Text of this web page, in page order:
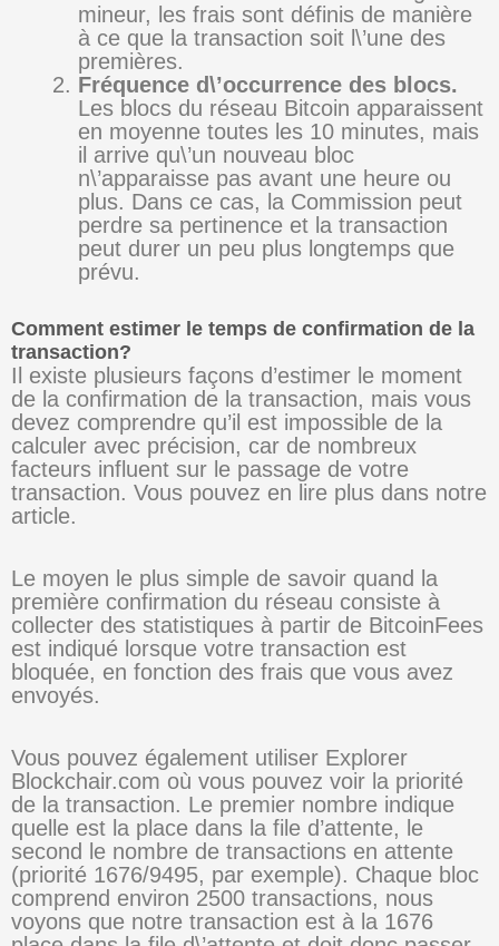
mineur, les frais sont définis de manière
à ce que la transaction soit l\’une des
premières.
Fréquence d\’occurrence des blocs.
Les blocs du réseau Bitcoin apparaissent
en moyenne toutes les 10 minutes, mais
il arrive qu\’un nouveau bloc
n\’apparaisse pas avant une heure ou
plus. Dans ce cas, la Commission peut
perdre sa pertinence et la transaction
peut durer un peu plus longtemps que
prévu.
Comment estimer le temps de confirmation de la
transaction?
Il existe plusieurs façons d’estimer le moment
de la confirmation de la transaction, mais vous
devez comprendre qu’il est impossible de la
calculer avec précision, car de nombreux
facteurs influent sur le passage de votre
transaction. Vous pouvez en lire plus dans notre
article.
Le moyen le plus simple de savoir quand la
première confirmation du réseau consiste à
collecter des statistiques à partir de BitcoinFees
est indiqué lorsque votre transaction est
bloquée, en fonction des frais que vous avez
envoyés.
Vous pouvez également utiliser Explorer
Blockchair.com où vous pouvez voir la priorité
de la transaction. Le premier nombre indique
quelle est la place dans la file d’attente, le
second le nombre de transactions en attente
(priorité 1676/9495, par exemple). Chaque bloc
comprend environ 2500 transactions, nous
voyons que notre transaction est à la 1676